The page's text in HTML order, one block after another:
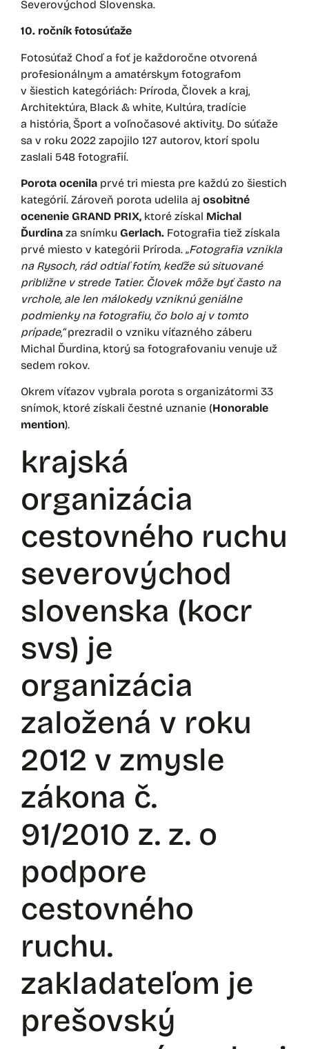
Severovýchod Slovenska.
10. ročník fotosúťaže
Fotosúťaž Choď a foť je každoročne otvorená
profesionálnym a amatérskym fotografom
v šiestich kategóriách: Príroda, Človek a kraj,
Architektúra, Black & white, Kultúra, tradície
a história, Šport a voľnočasové aktivity. Do súťaže
sa v roku 2022 zapojilo 127 autorov, ktorí spolu
zaslali 548 fotografií.
Porota ocenila prvé tri miesta pre každú zo šiestich
kategórií. Zároveň porota udelila aj osobitné
ocenenie GRAND PRIX, ktoré získal Michal
Ďurdina za snímku Gerlach. Fotografia tiež získala
prvé miesto v kategórii Príroda. „Fotografia vznikla
na Rysoch, rád odtiaľ fotím, keďže sú situované
približne v strede Tatier. Človek môže byť často na
vrchole, ale len málokedy vzniknú geniálne
podmienky na fotografiu, čo bolo aj v tomto
prípade,“prezradil o vzniku víťazného záberu
Michal Ďurdina, ktorý sa fotografovaniu venuje už
sedem rokov.
Okrem víťazov vybrala porota s organizátormi 33
snímok, ktoré získali čestné uznanie (Honorable
mention).
krajská
organizácia
cestovného ruchu
severovýchod
slovenska (kocr
svs) je
organizácia
založená v roku
2012 v zmysle
zákona č.
91/2010 z. z. o
podpore
cestovného
ruchu.
zakladateľom je
prešovský